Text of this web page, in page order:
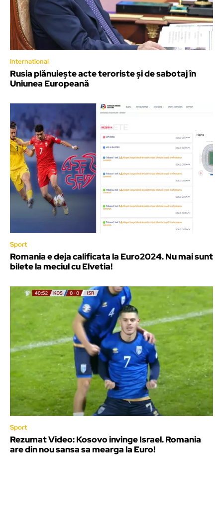
International
Rusia plănuiește acte teroriste și de sabotaj în
Uniunea Europeană
Sport
Romania e deja calificata la Euro2024. Nu mai sunt
bilete la meciul cu Elvetia!
Sport
Rezumat Video: Kosovo invinge Israel. Romania
are din nou sansa sa mearga la Euro!